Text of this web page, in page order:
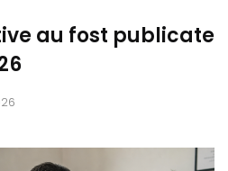
au fost publicate